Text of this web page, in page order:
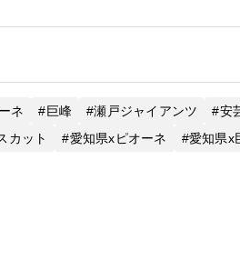
ネ 巨峰 瀬戸ジャイアンツ
安
カット 愛知県xピオーネ
愛知県x